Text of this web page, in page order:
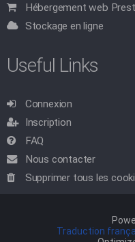
Hébergement web
Stockage en ligne
Useful Links
Connexion
Inscription
FAQ
Nous contacter
Supprimer tous les
Traduction